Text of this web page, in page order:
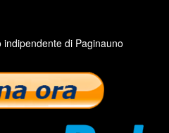
di Paginauno